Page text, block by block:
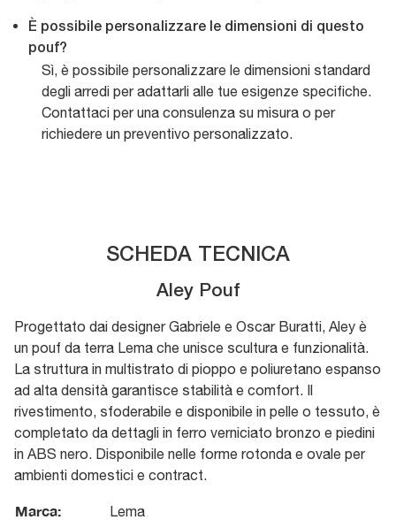
È possibile personalizzare le dimensioni di questo
pouf?
Sì, è possibile personalizzare le dimensioni standard
degli arredi per adattarli alle tue esigenze specifiche.
Contattaci per una consulenza su misura o per
richiedere un preventivo personalizzato.
SCHEDA TECNICA
Aley Pouf
Progettato dai designer Gabriele e Oscar Buratti, Aley è
un pouf da terra Lema che unisce scultura e funzionalità.
La struttura in multistrato di pioppo e poliuretano espanso
ad alta densità garantisce stabilità e comfort. Il
rivestimento, sfoderabile e disponibile in pelle o tessuto, è
completato da dettagli in ferro verniciato bronzo e piedini
in ABS nero. Disponibile nelle forme rotonda e ovale per
ambienti domestici e contract.
Marca: Lema